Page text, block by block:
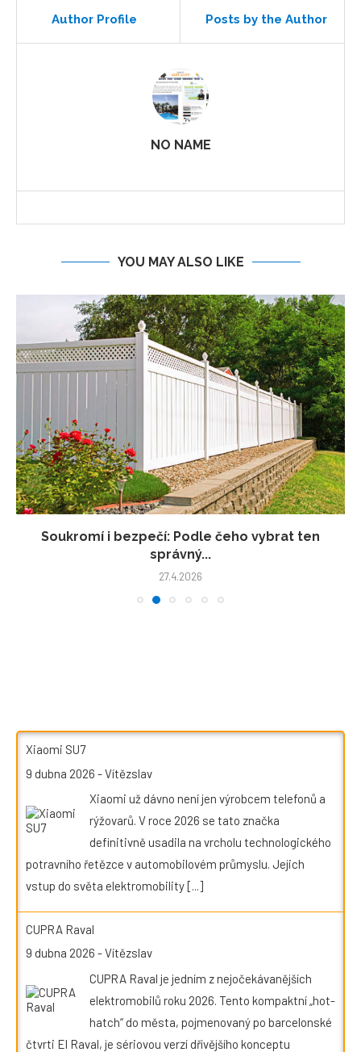
Author Profile Posts by the Author
NO NAME
YOU MAY ALSO LIKE
Soukromí i bezpečí: Podle čeho vybrat ten
správný...
27.4.2026
Xiaomi SU7
9 dubna 2026 -Vítězslav
Xiaomi už dávno není jen výrobcem telefonů a
rýžovarů. V roce 2026 se tato značka
definitivně usadila na vrcholu technologického
potravního řetězce v automobilovém průmyslu. Jejich
vstup do světa elektromobility[...]
CUPRA Raval
9 dubna 2026 -Vítězslav
CUPRA Raval je jedním z nejočekávanějších
elektromobilů roku 2026. Tento kompaktní „hot-
hatch“ do města, pojmenovaný po barcelonské
čtvrti El Raval, je sériovou verzí dřívějšího konceptu